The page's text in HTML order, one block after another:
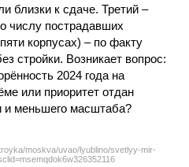
близки к сдаче. Третий –
числу пострадавших
корпусах) – по факту
стройки. Возникает вопрос:
2024 года на
или приоритет отдан
и меньшего масштаба?
moskva/uvao/lyublino/svetlyy-mir-